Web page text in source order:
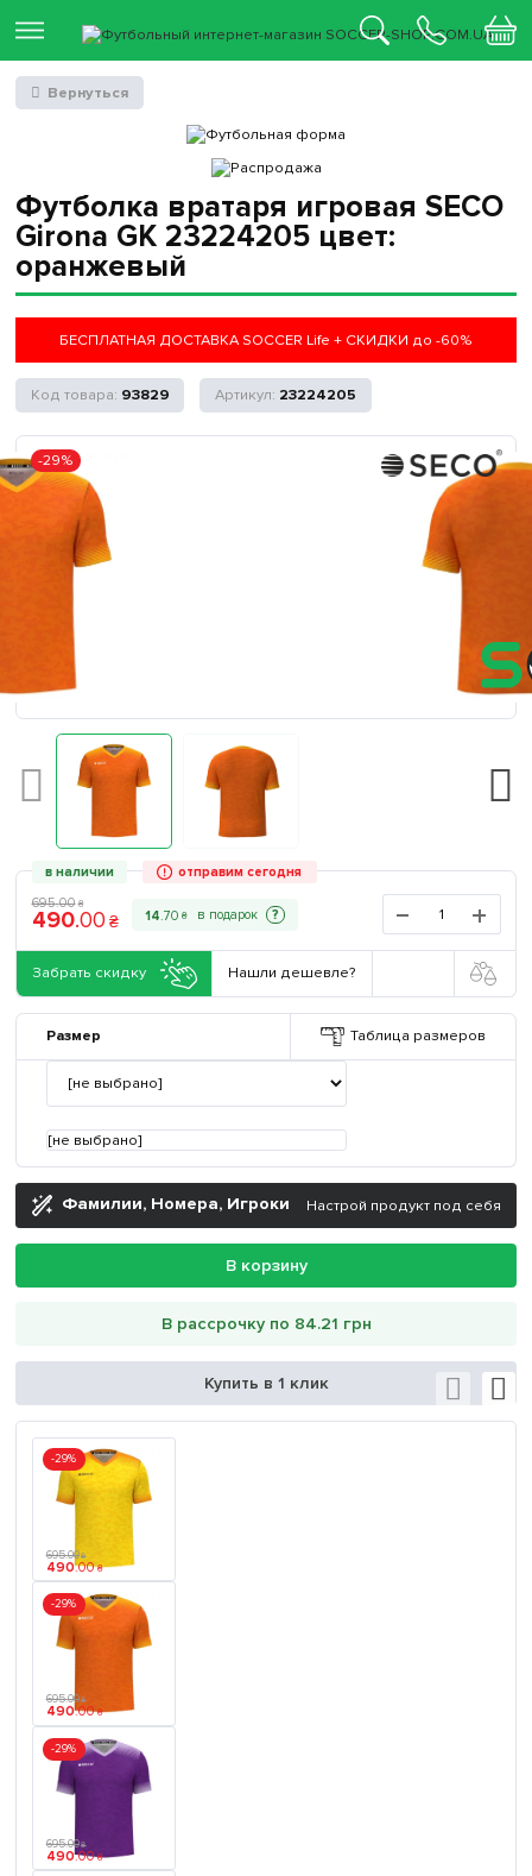
Футболка вратаря игровая SECO
Girona GK 23224205 цвет:
оранжевый
БЕСПЛАТНАЯ ДОСТАВКА SOCCER Life + СКИДКИ до -60%
93829 23224205
-29%
в наличии отправим сегодня
695.00 ₴
490.00 ₴ 14.70 ₴ ?
Забрать скидку Нашли дешевле?
Размер Таблица размеров
[не выбрано]
Фамилии, Номера, Игроки Настрой продукт под себя
В корзину
В рассрочку по 84.21 грн
Купить в 1 клик
-29%
695.00 ₴
490.00 ₴
-29%
695.00 ₴
490.00 ₴
-29%
695.00 ₴
490.00 ₴
Вернуться